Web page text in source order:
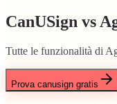
CanUSign vs
Tutte le funzionalità di
Prova canusign gratis